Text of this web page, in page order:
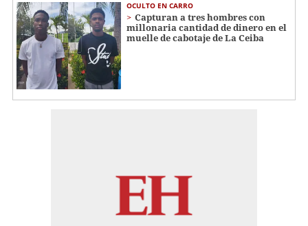
OCULTO EN CARRO
Capturan a tres hombres con
millonaria cantidad de dinero en el
muelle de cabotaje de La Ceiba